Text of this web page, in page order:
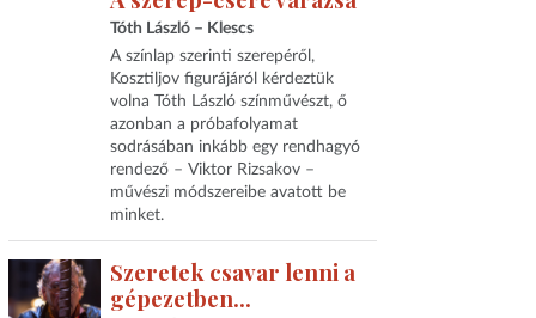
Tóth László – Klescs
A színlap szerinti szerepéről,
Kosztiljov figurájáról kérdeztük
volna Tóth László színművészt, ő
azonban a próbafolyamat
sodrásában inkább egy rendhagyó
rendező – Viktor Rizsakov –
művészi módszereibe avatott be
minket.
Szeretek csavar lenni a
gépezetben...